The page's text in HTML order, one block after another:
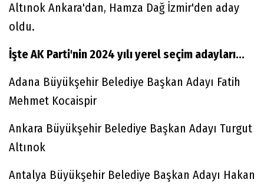
Altınok Ankara'dan, Hamza Dağ İzmir'den aday
oldu.
İşte AK Parti'nin 2024 yılı yerel seçim adayları...
Adana Büyükşehir Belediye Başkan Adayı Fatih
Mehmet Kocaispir
Ankara Büyükşehir Belediye Başkan Adayı Turgut
Altınok
Antalya Büyükşehir Belediye Başkan Adayı Hakan